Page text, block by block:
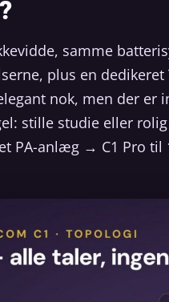
samme
plus en dedikeret
nok, men der er
stille studie eller
PA-anlæg → C1 Pro